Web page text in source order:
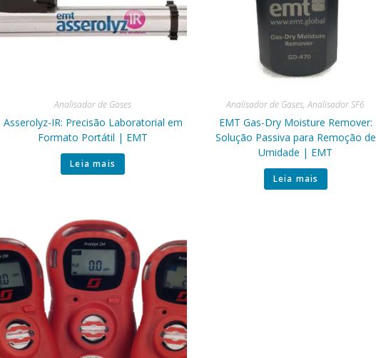
Analisador de Gases
Asserolyz-IR: Precisão Laboratorial em
Formato Portátil | EMT
Leia mais
Analisador de Gases,Analisador SF6
EMT Gas-Dry Moisture Remover:
Solução Passiva para Remoção de
Umidade | EMT
Leia mais